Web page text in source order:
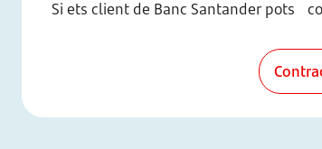
Si ets client de Banc Santander pots